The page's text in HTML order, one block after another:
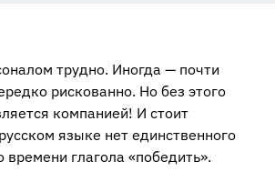
трудно. Иногда — почти
рискованно. Но без этого
компанией! И стоит
языке нет единственного
времени глагола «победить».